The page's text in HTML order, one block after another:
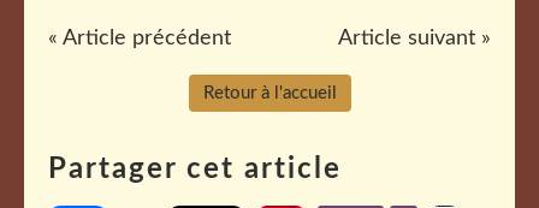
« Article précédent Article suivant »
Retour à l'accueil
Partager cet article